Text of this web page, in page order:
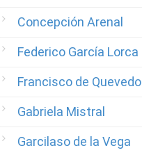
Concepción Arenal
Federico García Lorca
Francisco de Quevedo
Gabriela Mistral
Garcilaso de la Vega